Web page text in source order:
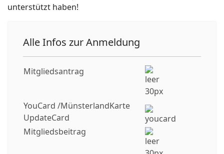
unterstützt haben!
Alle Infos zur Anmeldung
Mitgliedsantrag
YouCard /MünsterlandKarte
UpdateCard
Mitgliedsbeitrag